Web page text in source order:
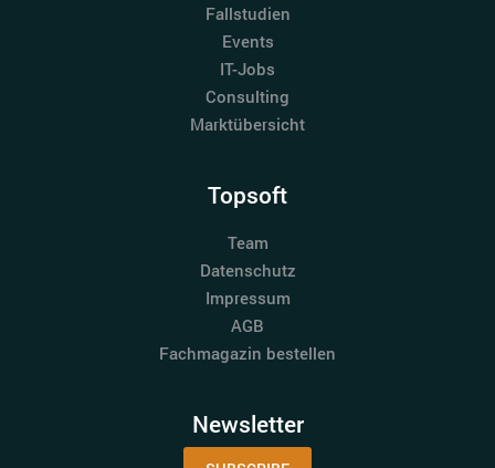
Fallstudien
Events
IT-Jobs
Consulting
Marktübersicht
Topsoft
Team
Datenschutz
Impressum
AGB
Fachmagazin bestellen
Newsletter